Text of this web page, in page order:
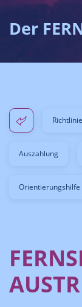
Der
Auszahlung
Orientierungshilfe